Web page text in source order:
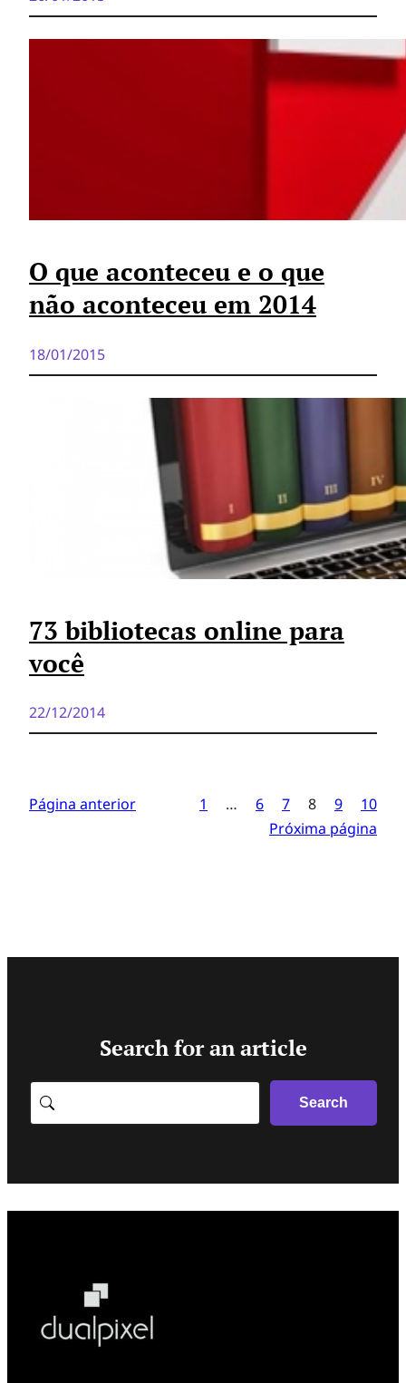
O que aconteceu e o que
não aconteceu em 2014
18/01/2015
73 bibliotecas online para
você
22/12/2014
Página anterior 1 … 6 7 8 9
10
Próxima página
Search for an article
Search
Search